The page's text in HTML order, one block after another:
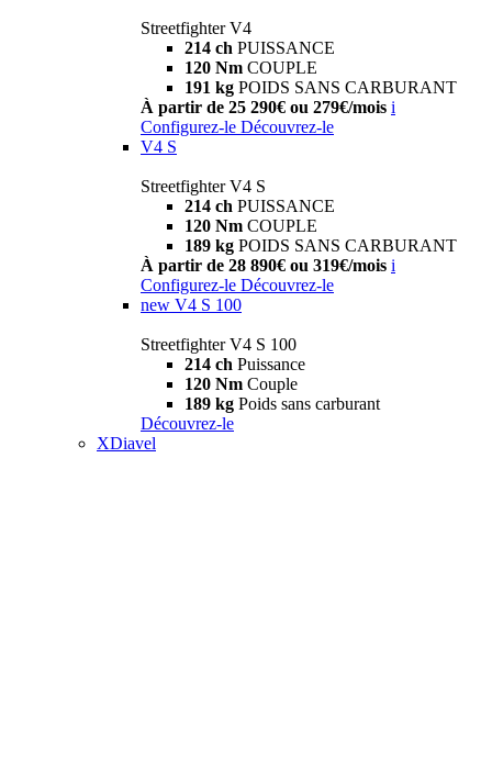
Streetfighter V4
214 ch PUISSANCE
120 Nm COUPLE
191 kg POIDS SANS CARBURANT
À partir de 25 290€ ou 279€/mois i
Configurez-le Découvrez-le
V4 S
Streetfighter V4 S
214 ch PUISSANCE
120 Nm COUPLE
189 kg POIDS SANS CARBURANT
À partir de 28 890€ ou 319€/mois i
Configurez-le Découvrez-le
new V4 S 100
Streetfighter V4 S 100
214 ch Puissance
120 Nm Couple
189 kg Poids sans carburant
Découvrez-le
XDiavel